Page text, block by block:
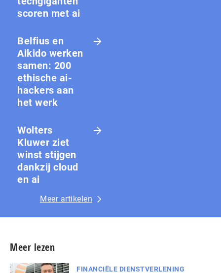
scoren met ai
Belfius en
Aikido werken
samen: 200
ethische ai-
hackers aan
het werk
Wolters
Kluwer ziet
winst stijgen
dankzij cloud
en ai
Meer artikelen
Meer lezen
FINANCIËLE DIENSTVERLENING